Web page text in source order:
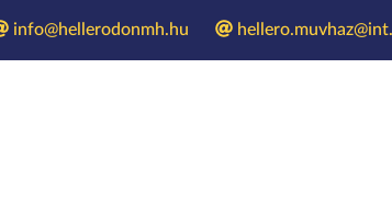
info@hellerodonmh.hu
tábor